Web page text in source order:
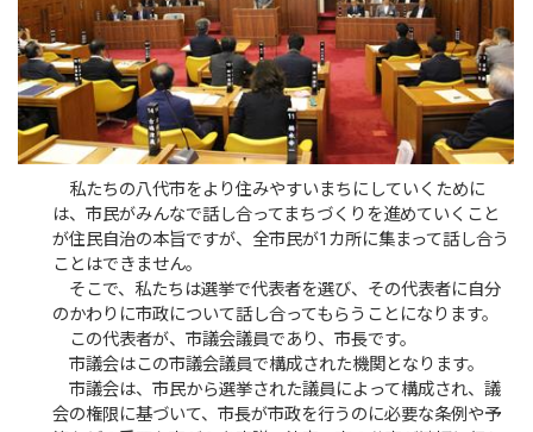
私たちの八代市をより住みやすいまちにしていくために
は、市民がみんなで話し合ってまちづくりを進めていくこと
が住民自治の本旨ですが、全市民が1カ所に集まって話し合う
ことはできません。
そこで、私たちは選挙で代表者を選び、その代表者に自分
のかわりに市政について話し合ってもらうことになります。
この代表者が、市議会議員であり、市長です。
市議会はこの市議会議員で構成された機関となります。
市議会は、市民から選挙された議員によって構成され、議
会の権限に基づいて、市長が市政を行うのに必要な条例や予